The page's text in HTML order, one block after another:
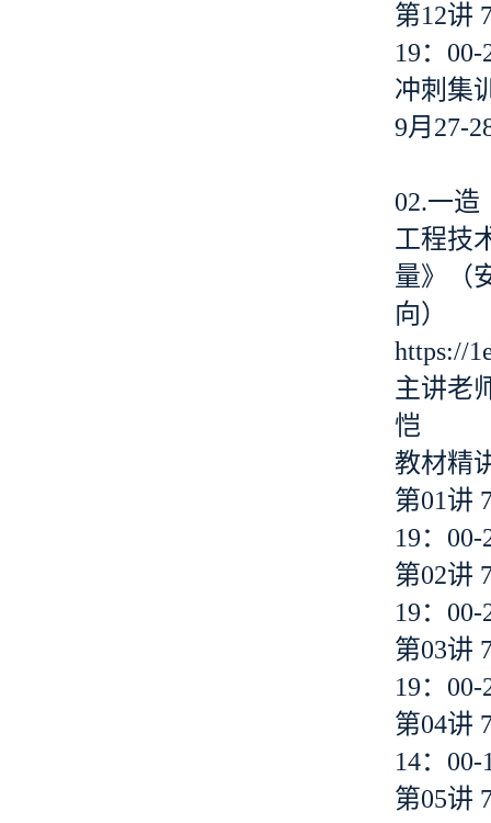
第12讲
19：00-
冲刺集
9月27-
02.一造
工程技
量》（
向）
https://
主讲老
恺
教材精
第01讲
19：00-
第02讲
19：00-
第03讲
19：00-
第04讲
14：00-
第05讲